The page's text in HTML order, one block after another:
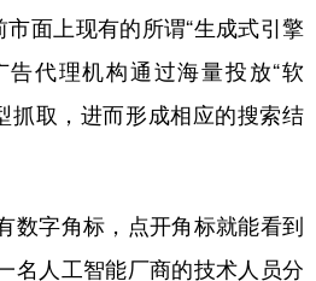
面上现有的所谓“生成式引擎
告代理机构通过海量投放“软
抓取，进而形成相应的搜索结
字角标，点开角标就能看到
名人工智能厂商的技术人员分